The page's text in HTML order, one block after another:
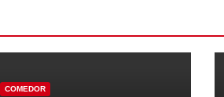
COMEDOR